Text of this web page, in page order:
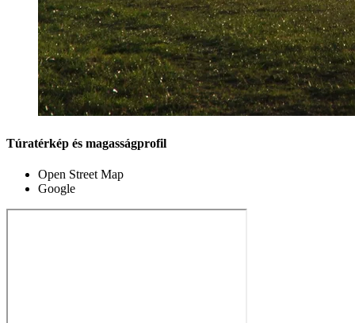
Túratérkép és magasságprofil
Open Street Map
Google